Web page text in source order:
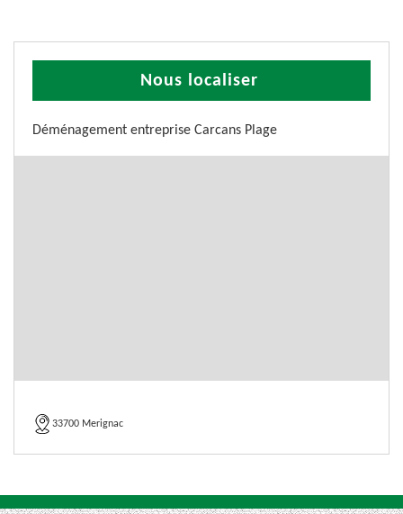
Nous localiser
Déménagement entreprise Carcans Plage
33700 Merignac